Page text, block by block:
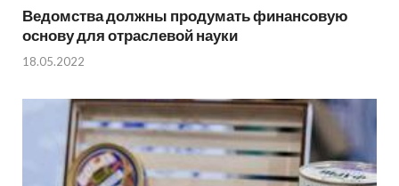
Ведомства должны продумать финансовую
основу для отраслевой науки
18.05.2022